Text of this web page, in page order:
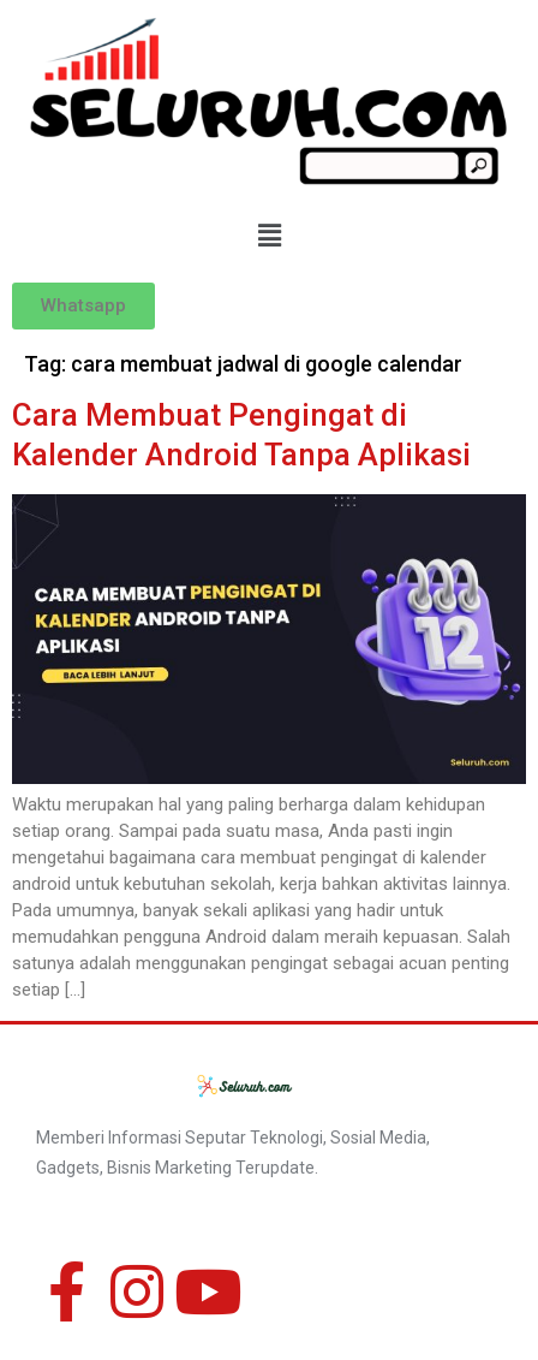
Whatsapp
Tag: cara membuat jadwal di google calendar
Cara Membuat Pengingat di
Kalender Android Tanpa Aplikasi
Waktu merupakan hal yang paling berharga dalam kehidupan
setiap orang. Sampai pada suatu masa, Anda pasti ingin
mengetahui bagaimana cara membuat pengingat di kalender
android untuk kebutuhan sekolah, kerja bahkan aktivitas lainnya.
Pada umumnya, banyak sekali aplikasi yang hadir untuk
memudahkan pengguna Android dalam meraih kepuasan. Salah
satunya adalah menggunakan pengingat sebagai acuan penting
setiap […]
Memberi Informasi Seputar Teknologi, Sosial Media,
Gadgets, Bisnis Marketing Terupdate.